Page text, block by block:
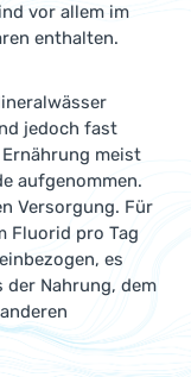
vor allem im
enthalten.
jedoch fast
meist
aufgenommen.
Versorgung. Für
Fluorid pro Tag
es
Nahrung, dem